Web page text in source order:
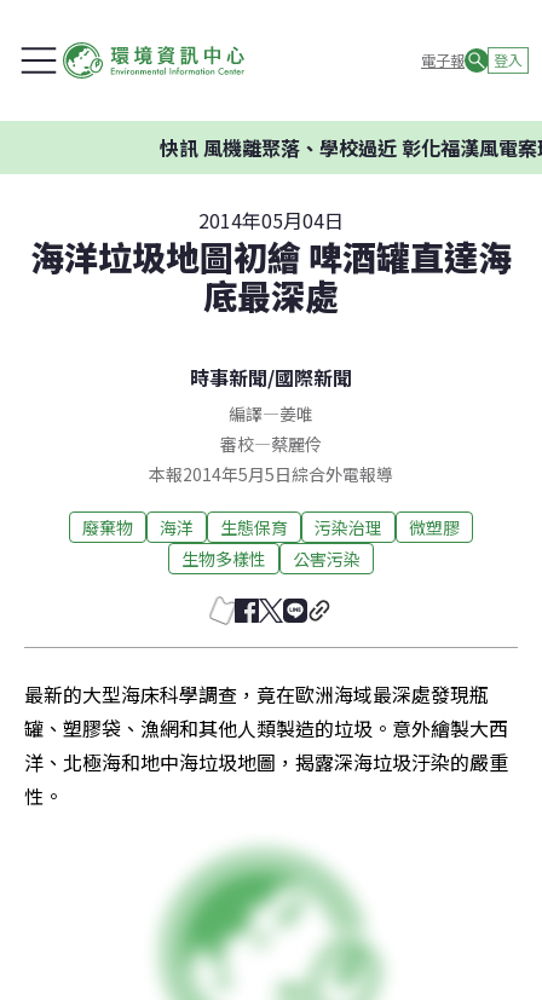
電子報 登入
快訊風機離聚落、學校過近 彰化福漢風電案環
2014年05月04日
海洋垃圾地圖初繪 啤酒罐直達海
底最深處
時事新聞/國際新聞
編譯—姜唯
審校—蔡麗伶
本報2014年5月5日綜合外電報導
廢棄物 海洋 生態保育 污染治理
微塑膠
生物多樣性
公害污染
最新的大型海床科學調查，竟在歐洲海域最深處發現瓶
罐、塑膠袋、漁網和其他人類製造的垃圾。意外繪製大西
洋、北極海和地中海垃圾地圖，揭露深海垃圾汙染的嚴重
性。